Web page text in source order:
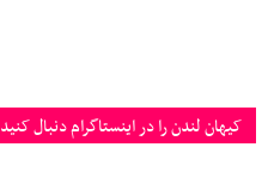
کیهان لندن را در اینستاگرام دنبال کنید